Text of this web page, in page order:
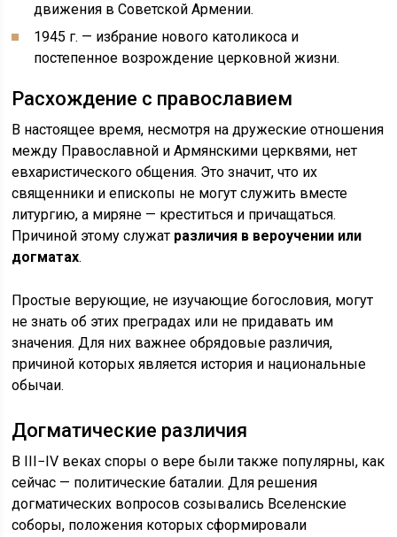
движения в Советской Армении.
1945 г. — избрание нового католикоса и
постепенное возрождение церковной жизни.
Расхождение с православием
В настоящее время, несмотря на дружеские отношения
между Православной и Армянскими церквями, нет
евхаристического общения. Это значит, что их
священники и епископы не могут служить вместе
литургию, а миряне — креститься и причащаться.
Причиной этому служат различия в вероучении или
догматах.
Простые верующие, не изучающие богословия, могут
не знать об этих преградах или не придавать им
значения. Для них важнее обрядовые различия,
причиной которых является история и национальные
обычаи.
Догматические различия
В III−IV веках споры о вере были также популярны, как
сейчас — политические баталии. Для решения
догматических вопросов созывались Вселенские
соборы, положения которых сформировали